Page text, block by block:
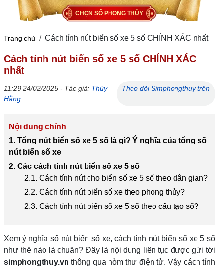
CHỌN SỐ PHONG THỦY
Trang chủ Cách tính nút biển số xe 5 số CHÍNH XÁC nhất
Cách tính nút biển số xe 5 số CHÍNH XÁC
nhất
11:29 24/02/2025 - Tác giả: Thúy
Hằng
Theo dõi Simphongthuy trên
Nội dung chính
1. Tổng nút biển số xe 5 số là gì? Ý nghĩa của tổng số
nút biển số xe
2. Các cách tính nút biển số xe 5 số
2.1. Cách tính nút cho biển số xe 5 số theo dân gian?
2.2. Cách tính nút biển số xe theo phong thủy?
2.3. Cách tính nút biển số xe 5 số theo cấu tạo số?
Xem ý nghĩa số nút biển số xe, cách tính nút biển số xe 5 số
như thế nào là chuẩn? Đây là nội dung liên tục được gửi tới
simphongthuy.vn thông qua hòm thư điện tử. Vậy cách tính